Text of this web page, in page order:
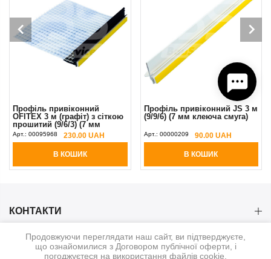
Профіль привіконний
OFITEX 3 м (графіт) з сіткою
прошитий (9/6/3) (7 мм
клеюча смуга)
Арт.: 00095968 230.00 UAH
В КОШИК
Профіль привіконний JS 3 м
(9/9/6) (7 мм клеюча смуга)
Арт.: 00000209 90.00 UAH
В КОШИК
КОНТАКТИ
КАТЕГОРІЇ
Продовжуючи переглядати наш сайт, ви підтверджуєте,
що ознайомилися з Договором публічної оферти, і
погоджуєтеся на використання файлів cookie.